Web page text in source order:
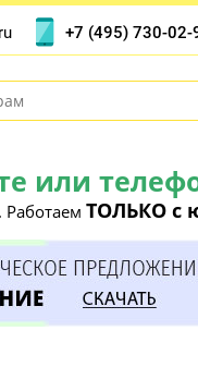
или
Работаем ТОЛЬКО с
+7 (495) 730-02-